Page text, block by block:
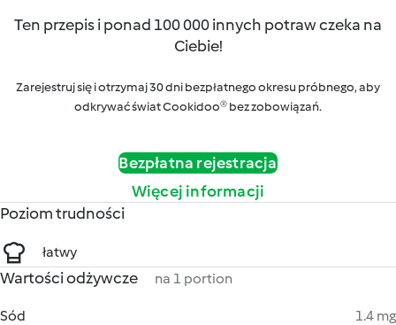
Ten przepis i ponad 100 000 innych potraw czeka na
Ciebie!
Zarejestruj się i otrzymaj 30 dni bezpłatnego okresu próbnego, aby
odkrywać świat Cookidoo® bez zobowiązań.
Bezpłatna rejestracja
Więcej informacji
Poziom trudności
łatwy
Wartości odżywcze na 1 portion
Sód
1.4 mg